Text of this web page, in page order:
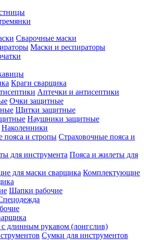
Сварочные маски
Маски и респираторы
Краги сварщика
Аптечки и антисептики
Очки защитные
Щитки защитные
Наушники защитные
Наколенники
Страховочные пояса и
Пояса и жилеты для
Комплектующие
Шапки рабочие
длинным рукавом (лонгслив)
Сумки для инструментов